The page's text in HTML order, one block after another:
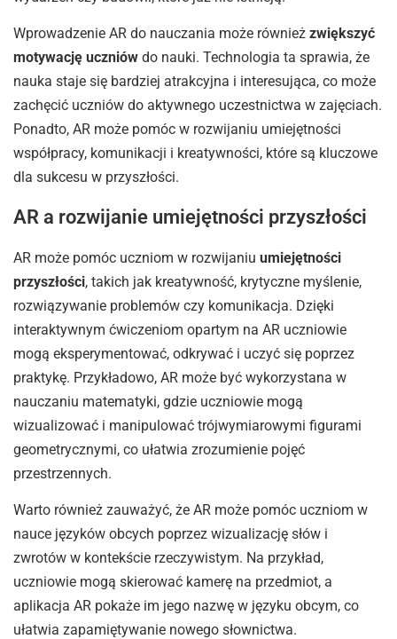
Wprowadzenie AR do nauczania może również zwiększyć
motywację uczniów do nauki. Technologia ta sprawia, że
nauka staje się bardziej atrakcyjna i interesująca, co może
zachęcić uczniów do aktywnego uczestnictwa w zajęciach.
Ponadto, AR może pomóc w rozwijaniu umiejętności
współpracy, komunikacji i kreatywności, które są kluczowe
dla sukcesu w przyszłości.
AR a rozwijanie umiejętności przyszłości
AR może pomóc uczniom w rozwijaniu umiejętności
przyszłości, takich jak kreatywność, krytyczne myślenie,
rozwiązywanie problemów czy komunikacja. Dzięki
interaktywnym ćwiczeniom opartym na AR uczniowie
mogą eksperymentować, odkrywać i uczyć się poprzez
praktykę. Przykładowo, AR może być wykorzystana w
nauczaniu matematyki, gdzie uczniowie mogą
wizualizować i manipulować trójwymiarowymi figurami
geometrycznymi, co ułatwia zrozumienie pojęć
przestrzennych.
Warto również zauważyć, że AR może pomóc uczniom w
nauce języków obcych poprzez wizualizację słów i
zwrotów w kontekście rzeczywistym. Na przykład,
uczniowie mogą skierować kamerę na przedmiot, a
aplikacja AR pokaże im jego nazwę w języku obcym, co
ułatwia zapamiętywanie nowego słownictwa.